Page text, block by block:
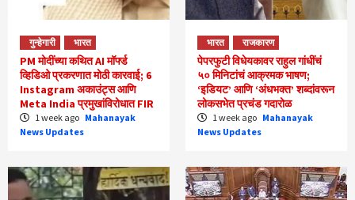
गुन्हेगारी भारत
PM मोदींच्या कथित AI मॉर्फ्ड
व्हिडिओ प्रकरणात मोठी कारवाई; 6
Instagram अकाउंट्स आणि
Meta India प्रमुखांविरोधात FIR
1 week ago Mahanayak
News Updates
भारत राजकारण
पेपरफुटी विधेयकावर राहुल गांधींचं
५० मिनिटांचं आक्रमक भाषण;
‘इडियट’ आणि ‘अंधभक्त’ शब्दांवरून
लोकसभेत प्रचंड गदारोळ
1 week ago Mahanayak
News Updates